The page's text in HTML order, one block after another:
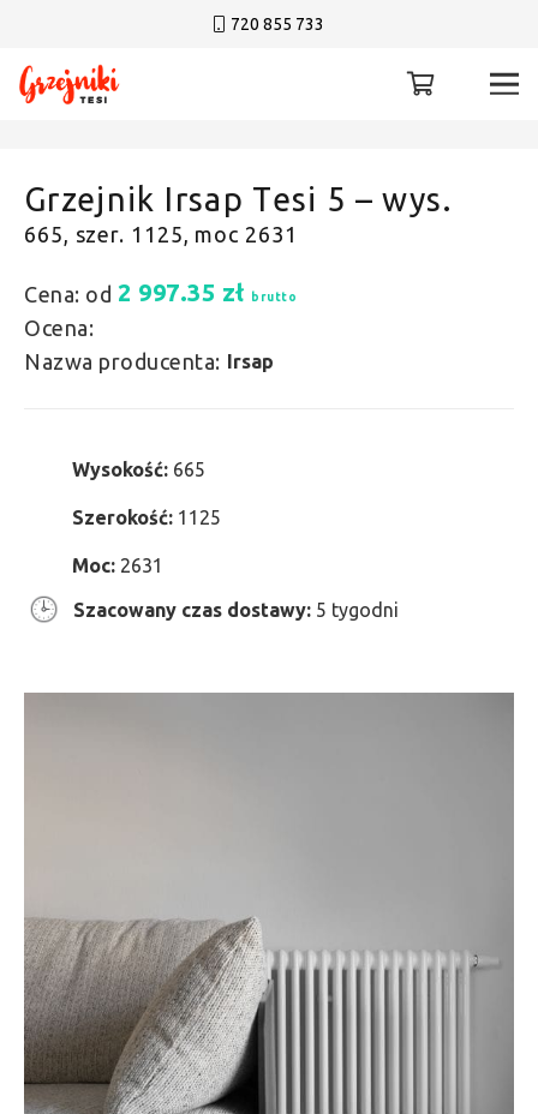
720 855 733
Grzejnik Irsap Tesi 5 – wys.
665, szer. 1125, moc 2631
Cena: od 2 997.35 zł brutto
Ocena:
Nazwa producenta: Irsap
Wysokość: 665
Szerokość: 1125
Moc: 2631
Szacowany czas dostawy: 5 tygodni